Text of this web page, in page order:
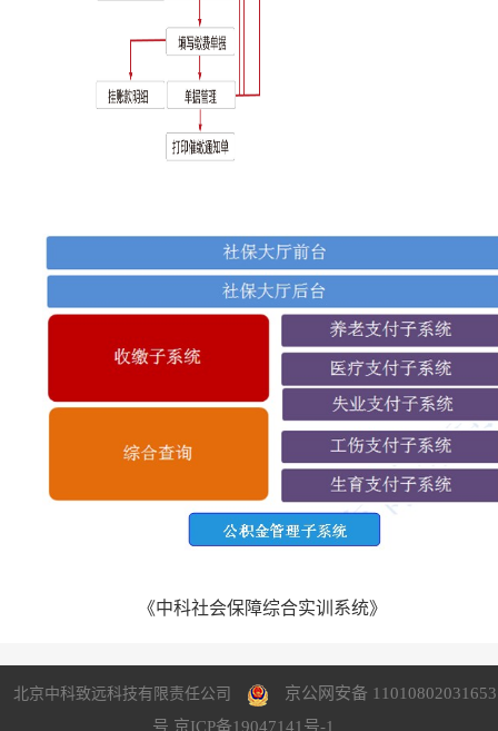
《中科社会保障综合实训系统》
北京中科致远科技有限责任公司
京公网安备 11010802031653
号 京ICP备19047141号-1